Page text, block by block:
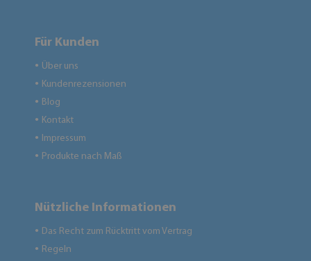
Für Kunden
● Über uns
● Kundenrezensionen
● Blog
● Kontakt
● Impressum
● Produkte nach Maß
Nützliche Informationen
● Das Recht zum Rücktritt vom Vertrag
● Regeln